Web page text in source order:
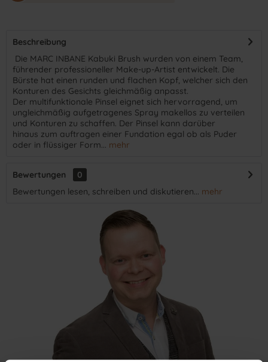
Beschreibung
​ Die MARC INBANE Kabuki Brush wurden von einem Team,
führender professioneller Make-up-Artist entwickelt. Die
Bürste hat einen runden und flachen Kopf, welcher sich den
Konturen des Gesichts gleichmäßig anpasst.
Der multifunktionale Pinsel eignet sich hervorragend, um
ungleichmäßig aufgetragenes Spray makellos zu verteilen
und Konturen zu schaffen. Der Pinsel kann darüber
hinaus zum auftragen einer Fundation egal ob als Puder
oder in flüssiger Form... mehr
Bewertungen
0
Bewertungen lesen, schreiben und diskutieren... mehr